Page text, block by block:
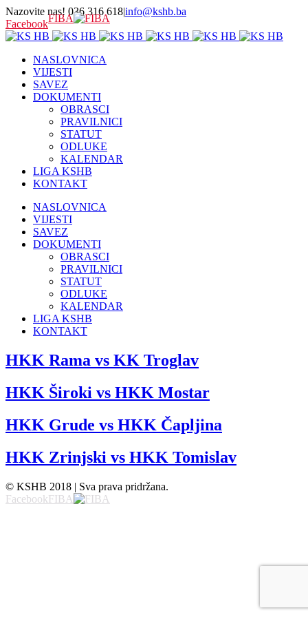
Nazovite nas! 036 316 618|info@kshb.ba
FacebookFIBA
NASLOVNICA
VIJESTI
SAVEZ
DOKUMENTI
OBRASCI
PRAVILNICI
STATUT
ODLUKE
KALENDAR
LIGA KSHB
KONTAKT
NASLOVNICA
VIJESTI
SAVEZ
DOKUMENTI
OBRASCI
PRAVILNICI
STATUT
ODLUKE
KALENDAR
LIGA KSHB
KONTAKT
HKK Rama vs KK Troglav
HKK Široki vs HKK Mostar
HKK Grude vs HKK Čapljina
HKK Zrinjski vs HKK Tomislav
© KSHB 2018 | Sva prava pridržana.
FacebookFIBA